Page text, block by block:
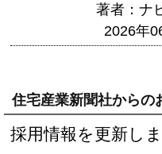
著者：ナ
2026年
住宅産業新聞社からの
採用情報を更新し